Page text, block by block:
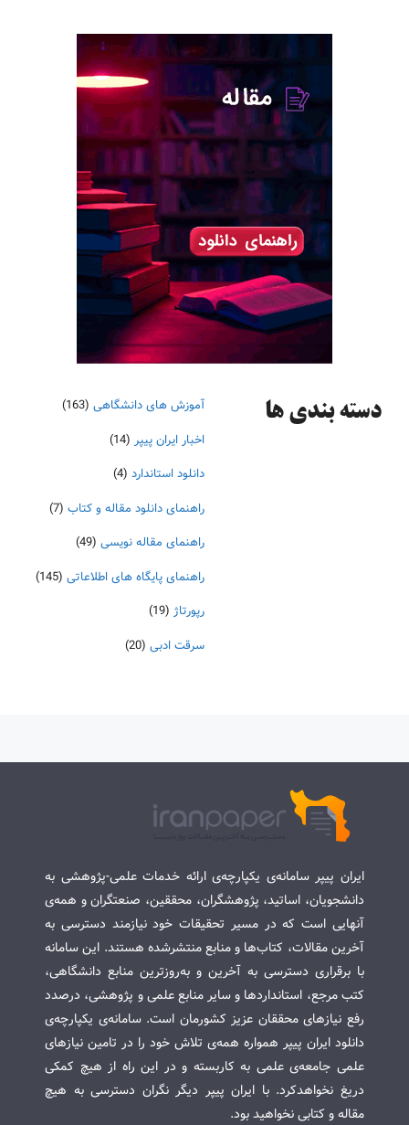
دسته‌ بندی ها آموزش های دانشگاهی (163)
اخبار ایران پیپر (14)
دانلود استاندارد (4)
راهنمای دانلود مقاله و کتاب (7)
راهنمای مقاله نویسی (49)
راهنمای پایگاه های اطلاعاتی (145)
رپورتاژ (19)
سرقت ادبی (20)
ایران پیپر سامانه‌ی یکپارچه‌ی ارائه خدمات علمی-پژوهشی به
دانشجویان، اساتید، پژوهشگران، محققین، صنعتگران و همه‌ی
آنهایی است که در مسیر تحقیقات خود نیازمند دسترسی به
آخرین مقالات، کتاب‌ها و منابع منتشرشده هستند. این سامانه
با برقراری دسترسی به آخرین و به‌روزترین منابع دانشگاهی،
کتب مرجع، استانداردها و سایر منابع علمی و پژوهشی، درصدد
رفع نیازهای محققان عزیز کشورمان است. سامانه‌ی یکپارچه‌ی
دانلود ایران پیپر همواره همه‌ی تلاش خود را در تامین نیازهای
علمی جامعه‌ی علمی به کاربسته و در این راه از هیچ کمکی
دریغ نخواهدکرد. با ایران پیپر دیگر نگران دسترسی به هیچ
مقاله و کتابی نخواهید بود.